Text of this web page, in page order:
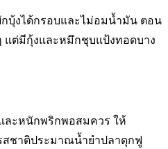
บุ้งได้กรอบและไม่อมน้ำมัน ตอน
แต่มีกุ้งและหมึกชุบแป้งทอดบาง
ละหนักพริกพอสมควร ให้
สชาติประมาณน้ำยำปลาดุกฟู